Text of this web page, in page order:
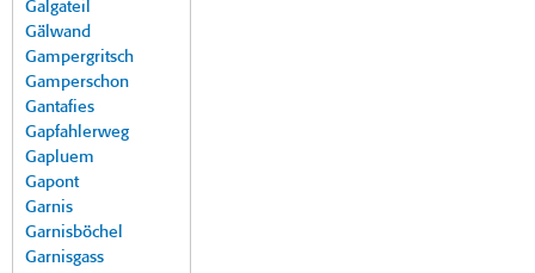
Galgateil
Gälwand
Gampergritsch
Gamperschon
Gantafies
Gapfahlerweg
Gapluem
Gapont
Garnis
Garnisböchel
Garnisgass